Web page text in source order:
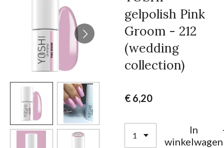
gelpolish Pink
Groom - 212
(wedding
collection)
€ 6,20
In
winkelwagen